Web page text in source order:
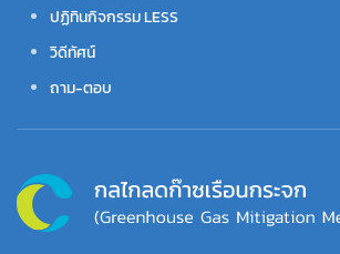
ปฏิทินกิจกรรม LESS
วิดีทัศน์
ถาม-ตอบ